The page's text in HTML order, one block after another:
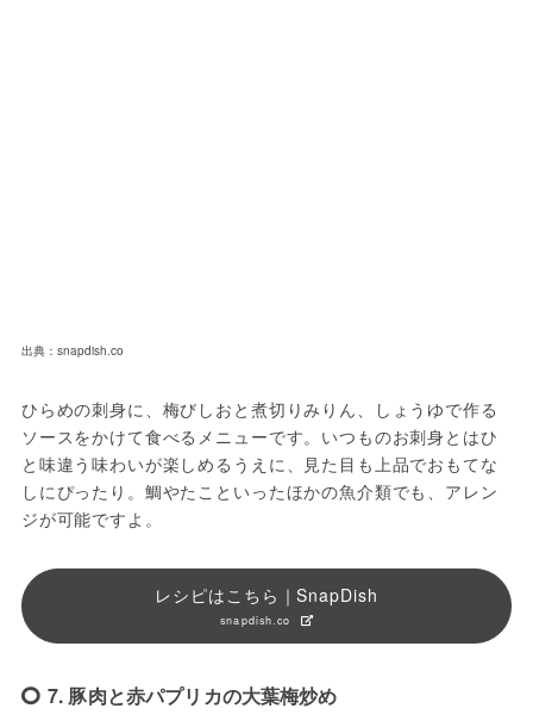
出典：snapdish.co
ひらめの刺身に、梅びしおと煮切りみりん、しょうゆで作る
ソースをかけて食べるメニューです。いつものお刺身とはひ
と味違う味わいが楽しめるうえに、見た目も上品でおもてな
しにぴったり。鯛やたこといったほかの魚介類でも、アレン
ジが可能ですよ。
レシピはこちら｜SnapDish
snapdish.co
7. 豚肉と赤パプリカの大葉梅炒め